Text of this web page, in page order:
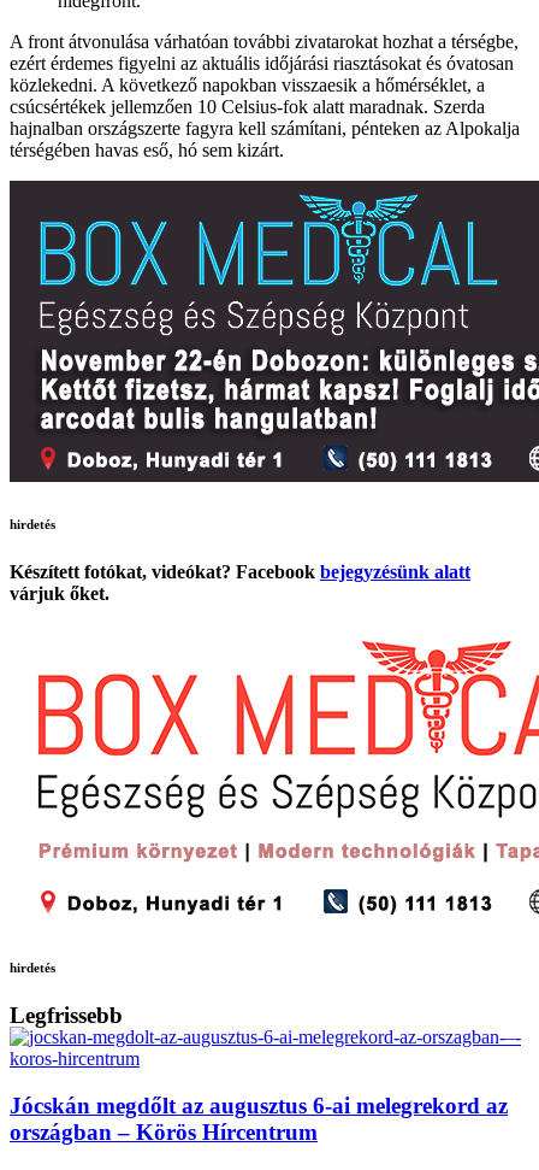
A front átvonulása várhatóan további zivatarokat hozhat a térségbe,
ezért érdemes figyelni az aktuális időjárási riasztásokat és óvatosan
közlekedni. A következő napokban visszaesik a hőmérséklet, a
csúcsértékek jellemzően 10 Celsius-fok alatt maradnak. Szerda
hajnalban országszerte fagyra kell számítani, pénteken az Alpokalja
térségében havas eső, hó sem kizárt.
hirdetés
Készített fotókat, videókat? Facebook bejegyzésünk alatt
várjuk őket.
hirdetés
Legfrissebb
Jócskán megdőlt az augusztus 6-ai melegrekord az
országban – Körös Hírcentrum